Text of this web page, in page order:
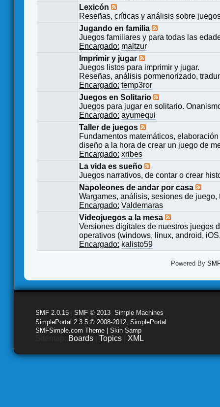
Lexicón
Reseñas, críticas y análisis sobre
Jugando en familia
Juegos familiares y para todas las
Encargado: maltzur
Imprimir y jugar
Juegos listos para imprimir y jugar.
Reseñas, análisis pormenorizado,
Encargado: temp3ror
Juegos en Solitario
Juegos para jugar en solitario.
Encargado: ayumequi
Taller de juegos
Fundamentos matemáticos,
diseño a la hora de crear un juego de
Encargado: xribes
La vida es sueño
Juegos narrativos, de contar o crear
Napoleones de andar por casa
Wargames, análisis, sesiones de
Encargado: Valdemaras
Videojuegos a la mesa
Versiones digitales de nuestros juegos
operativos (windows, linux, android,
Encargado: kalisto59
Powered By
SMF 2.0.15 SMF © 2013 Simple Machines
SimplePortal 2.3.5 © 2008-2012, SimplePortal
SMFSimple.com Theme | Skin Samp
Boards Topics XML